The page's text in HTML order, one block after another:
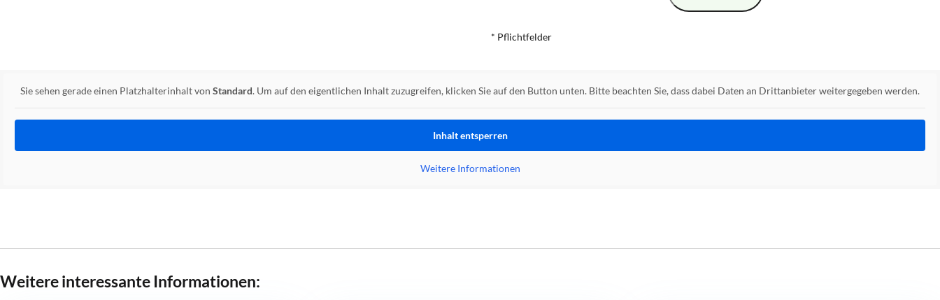
* Pflichtfelder
Sie sehen gerade einen Platzhalterinhalt von Standard. Um auf den eigentlichen Inhalt zuzugreifen, klicken Sie auf den Button unten. Bitte beachten Sie, dass dabei Daten an Drittanbieter weitergegeben werden.
Inhalt entsperren
Weitere Informationen
Weitere interessante Informationen: